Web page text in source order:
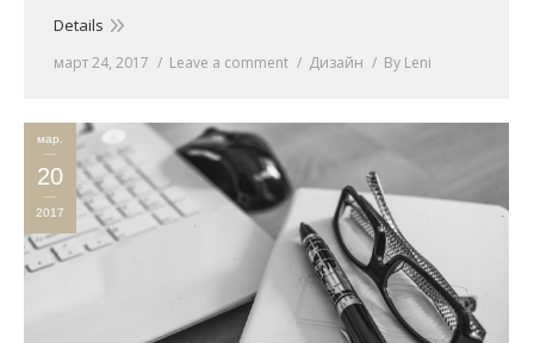
Details
март 24, 2017 Leave a comment Дизайн By Leni
мар.
20
2017